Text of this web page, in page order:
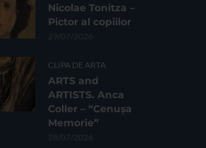
Nicolae Tonitza –
Pictor al copiilor
29/07/2026
CLIPA DE ARTA
ARTS and
ARTISTS. Anca
Coller – “Cenușa
Memorie”
28/07/2026